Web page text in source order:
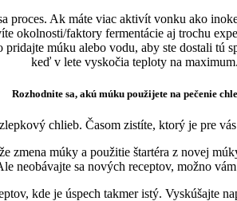
Ak máte viac aktivít vonku ako
okolnosti/faktory fermentácie aj trochu
múku alebo vodu, aby ste dostali tú
keď v lete vyskočia teploty na maximum.
Rozhodnite sa, akú múku použijete na pečenie
chlieb. Časom zistíte, ktorý je pre
zmena múky a použitie štartéra z novej
neobávajte sa nových receptov, možno
kde je úspech takmer istý. Vyskúšajte